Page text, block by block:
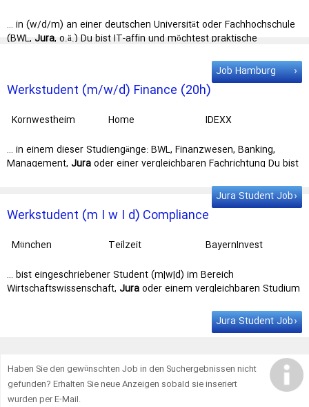
… in (w/d/m) an einer deutschen Universität oder Fachhochschule
(BWL, Jura, o.ä.) Du bist IT-affin und möchtest praktische
: in (w/d/m) an einer
deutschen Universität oder Fachhochschule (BWL, …
Job Hamburg
Werkstudent (m/w/d) Finance (20h)
Kornwestheim
Home
IDEXX
… in einem dieser Studiengänge: BWL, Finanzwesen, Banking,
Management, Juraoder einer vergleichbaren Fachrichtung Du bist
Student(m/w/d),
beispielsweise in einem dieser Studiengänge: BWL, Finanzwesen, …
direkt auf der deutschen Homepage bewerben:
DE/IDEXX/
/Kornwestheim-Germany/Werkstudent--m-w-d--
Jura Student Job
Werkstudent (m I w I d) Compliance
München Teilzeit
BayernInvest
gesellschaft mbH
… bist eingeschriebener Student (m|w|d) im Bereich
Wirtschaftswissenschaft, Juraoder einem vergleichbaren Studium
von Sanktionen Dein Profil Du bist eingeschriebenerStudent
(m|w|d) im Bereich Wirtschaftswissenschaft, Jura oder einem
Selbständiges, gewissenhaftes und …
Jura Student Job
Haben Sie den gewünschten Job in den Suchergebnissen nicht
gefunden? Erhalten Sie neue Anzeigen sobald sie inseriert
wurden per E-Mail.